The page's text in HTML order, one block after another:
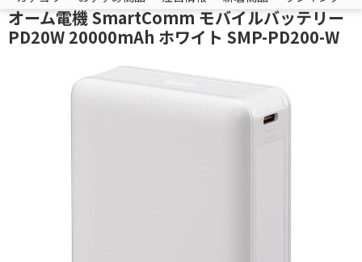
オーム電機 SmartComm モバイルバッテリー
PD20W 20000mAh ホワイト SMP-PD200-W